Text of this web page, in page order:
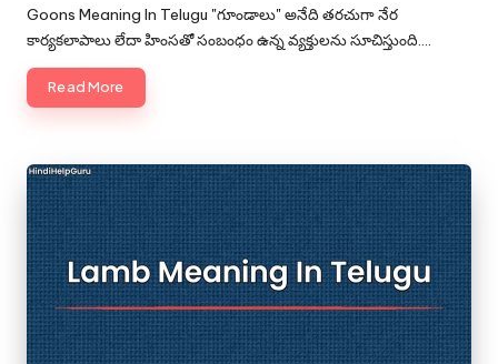
by
Goons Meaning In Telugu "గూండాలు" అనేది తరచుగా నేర
కార్యకలాపాలు లేదా హింసతో సంబంధం ఉన్న వ్యక్తులను సూచిస్తుంది.…
Read More